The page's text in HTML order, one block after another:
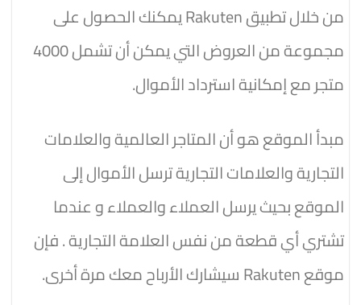
من خلال تطبيق Rakuten يمكنك الحصول على
مجموعة من العروض التي يمكن أن تشمل 4000
متجر مع إمكانية استرداد الأموال.
مبدأ الموقع هو أن المتاجر العالمية والعلامات
التجارية والعلامات التجارية ترسل الأموال إلى
الموقع بحيث يرسل العملاء والعملاء و عندما
تشتري أي قطعة من نفس العلامة التجارية . فإن
موقع Rakuten سيشارك الأرباح معك مرة أخرى.